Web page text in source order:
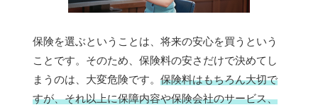
保険を選ぶということは、将来の安心を買うという
ことです。そのため、保険料の安さだけで決めてし
まうのは、大変危険です。 保険料はもちろん大切で
すが、それ以上に保障内容や保険会社のサービス、